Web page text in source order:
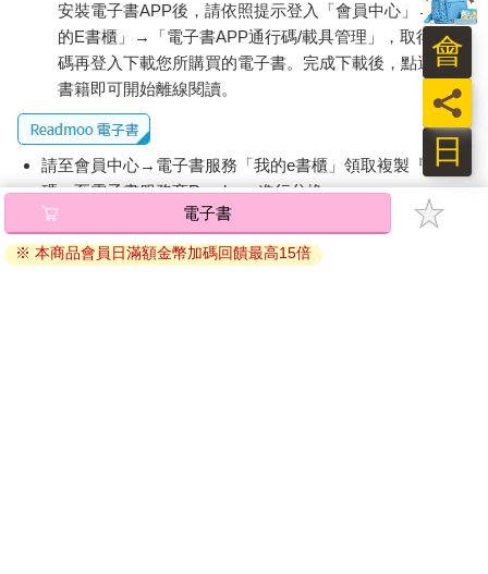
安裝電子書APP後，請依照提示登入「會員中心」→「我
的E書櫃」→「電子書APP通行碼/載具管理」，取得通行
碼再登入下載您所購買的電子書。完成下載後，點選任一
書籍即可開始離線閱讀。
請至會員中心→電子書服務「我的e書櫃」領取複製『兌換
碼』至電子書服務商Readmoo進行兌換。
退換貨須知：
因版權保護，您在金石堂所購買的電子書僅能以金石堂專屬
日
員
會